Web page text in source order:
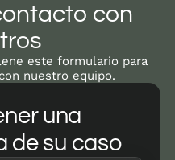
con
este formulario para
nuestro equipo.
una
de su caso